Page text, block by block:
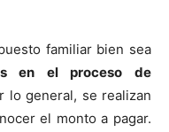
familiar bien sea
en el proceso de
lo general, se realizan
el monto a pagar.